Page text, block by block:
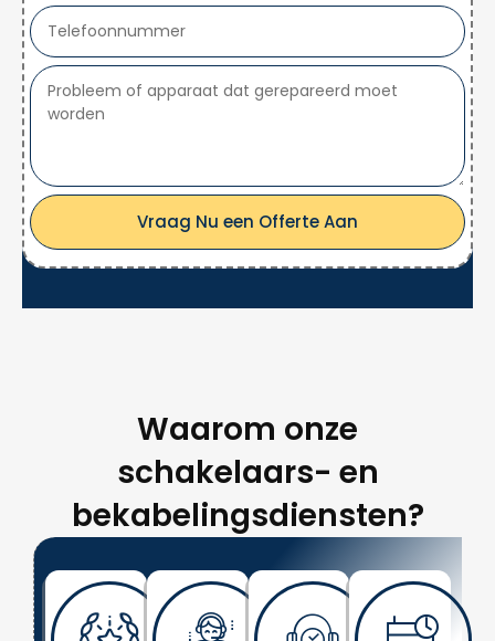
Vraag Nu een Offerte Aan
Waarom onze
schakelaars- en
bekabelingsdiensten?